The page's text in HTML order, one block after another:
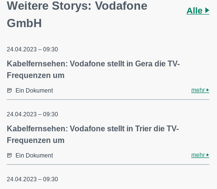
Weitere Storys: Vodafone
GmbH
Alle
24.04.2023 – 09:30
Kabelfernsehen: Vodafone stellt in Gera die TV-
Frequenzen um
Ein Dokument mehr
24.04.2023 – 09:30
Kabelfernsehen: Vodafone stellt in Trier die TV-
Frequenzen um
Ein Dokument mehr
24.04.2023 – 09:30